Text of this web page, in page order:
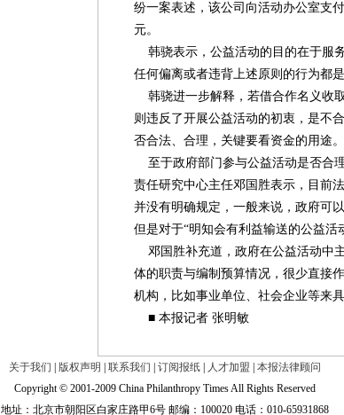
纷一案表述，该公司向活动办公室支
元。
韩骁表示，公益活动的目的在于服
任何偏离或者违背上述原则的行为都是
韩骁进一步解释，若借合作名义收
则违反了开展公益活动的初衷，是不
否合法、合理，关键要看资金的用途。
至于政府部门参与公益活动是否合
责任研究中心主任邓国胜表示，目前
并没有明确规定，一般来说，政府可
但是对于“明知会有利益输送的公益活
邓国胜补充道，政府在公益活动中
体的职责与编制预算情况，很少直接
机构，比如事业单位、社会企业等来具
■ 本报记者 张明敏
关于我们 版权声明 联系我们 订阅报纸 人才加盟
本报法律顾问
Copyright © 2001-2009 China Philanthropy Times All Rights Reserved
地址：北京市朝阳区白家庄路甲6号 邮编：100020 电话：010-65931868